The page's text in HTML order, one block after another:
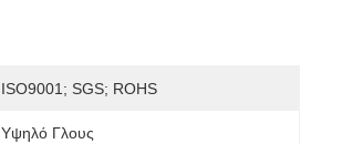
ISO9001; SGS; ROHS
Υψηλό Γλους